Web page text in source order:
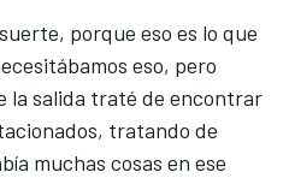
porque eso es lo que
eso, pero
la salida traté de encontrar
tratando de
muchas cosas en ese